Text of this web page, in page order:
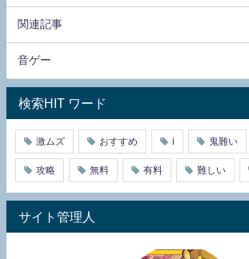
関連記事
音ゲー
検索HIT ワード
激ムズ おすすめ i 鬼難い
攻略 無料 有料 難しい
サイト管理人